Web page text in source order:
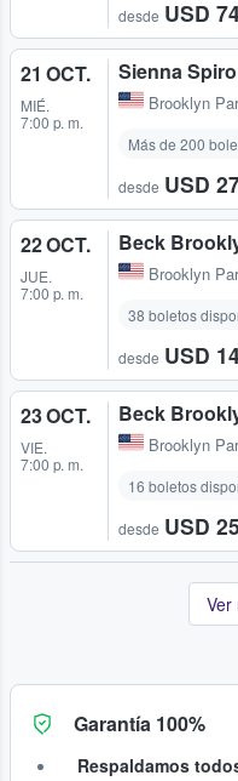
desde USD
21 OCT.
MIÉ.
7:00 p. m.
Sienna
Brooklyn
Más de 200
desde USD
22 OCT.
JUE.
7:00 p. m.
Beck
Brooklyn
38 boletos
desde USD
23 OCT.
VIE.
7:00 p. m.
Beck
Brooklyn
16 boletos
desde USD
Ver
Garantía 100%
Respaldamos